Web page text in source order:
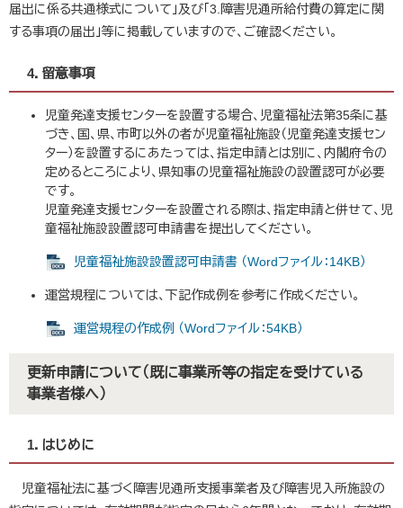
届出に係る共通様式について」及び「3.障害児通所給付費の算定に関
する事項の届出」等に掲載していますので、ご確認ください。
4．留意事項
児童発達支援センターを設置する場合、児童福祉法第35条に基
づき、国、県、市町以外の者が児童福祉施設（児童発達支援セン
ター）を設置するにあたっては、指定申請とは別に、内閣府令の
定めるところにより、県知事の児童福祉施設の設置認可が必要
です。
児童発達支援センターを設置される際は、指定申請と併せて、児
童福祉施設設置認可申請書を提出してください。
児童福祉施設設置認可申請書 （Wordファイル：14KB）
運営規程については、下記作成例を参考に作成ください。
運営規程の作成例 （Wordファイル：54KB）
更新申請について（既に事業所等の指定を受けている
事業者様へ）
1．はじめに
児童福祉法に基づく障害児通所支援事業者及び障害児入所施設の